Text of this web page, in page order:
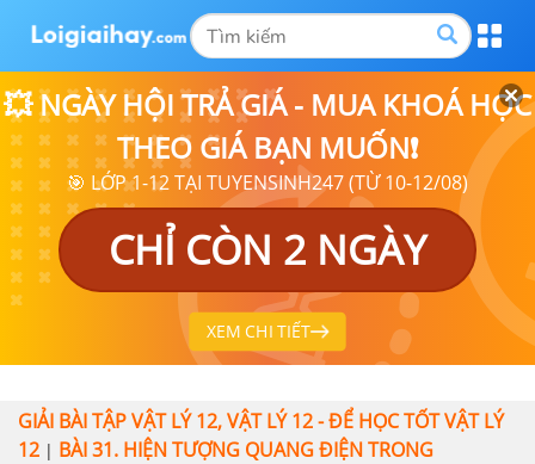
💥 NGÀY HỘI TRẢ GIÁ - MUA KHOÁ HỌC
THEO GIÁ BẠN MUỐN❗
🎯 LỚP 1-12 TẠI TUYENSINH247 (TỪ 10-12/08)
CHỈ CÒN 2 NGÀY
XEM CHI TIẾT
GIẢI BÀI TẬP VẬT LÝ 12, VẬT LÝ 12 - ĐỂ HỌC TỐT VẬT LÝ
12 | BÀI 31. HIỆN TƯỢNG QUANG ĐIỆN TRONG